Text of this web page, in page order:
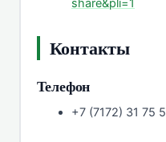
share&pli=1
Контакты
Телефон
+7 (7172) 31 75